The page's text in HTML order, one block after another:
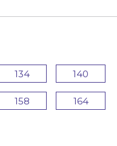
134 140
158 164